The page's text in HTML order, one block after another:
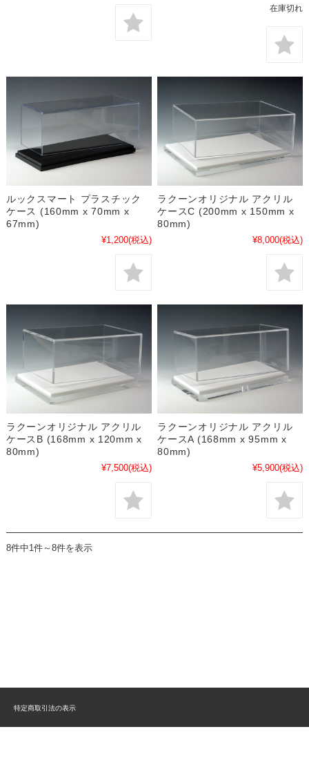
在庫切れ
ルックスマート プラスチック
ケース (160mm x 70mm x
67mm)
¥1,200(税込)
ラクーンオリジナル アクリル
ケースC (200mm x 150mm x
80mm)
¥8,000(税込)
ラクーンオリジナル アクリル
ケースB (168mm x 120mm x
80mm)
¥7,500(税込)
ラクーンオリジナル アクリル
ケースA (168mm x 95mm x
80mm)
¥5,900(税込)
8件中1件～8件を表示
特定商取引法の表示